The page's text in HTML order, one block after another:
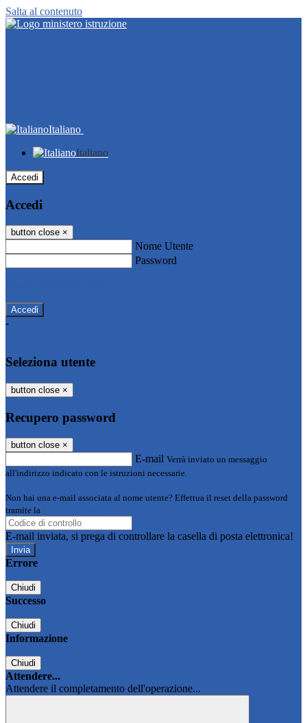
Salta al contenuto
Italiano
Italiano
Accedi
Accedi
button close ×
Nome Utente
Password
-
Seleziona utente
button close ×
Recupero password
button close ×
E-mail Verrà inviato un messaggio
all'indirizzo indicato con le istruzioni necessarie.
Non hai una e-mail associata al nome utente? Effettua il reset della password
tramite la
E-mail inviata, si prega di controllare la casella di posta elettronica!
Errore
Chiudi
Successo
Chiudi
Informazione
Chiudi
Attendere...
Attendere il completamento dell'operazione...